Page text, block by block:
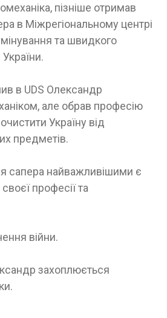
пізніше отримав
в Міжрегіональному центрі
та швидкого
в UDS Олександр
але обрав професію
Україну від
предметів.
сапера найважливішими є
професії та
війни.
захоплюється